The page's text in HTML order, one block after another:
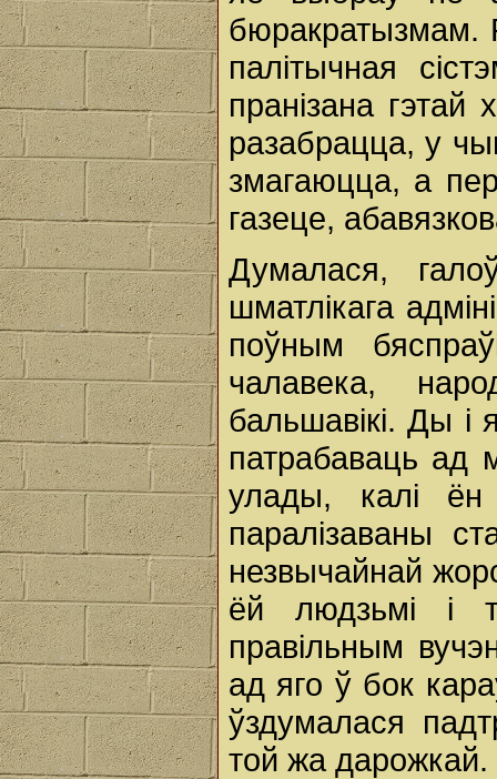
бюракратызмам.
палітычная
пранізана
разабрацца, у
змагаюцца, а
газеце,
Думалася,
шматлікага
поўным
чалавека,
бальшавікі. Ды і
патрабаваць
улады, калі
паралізаваны
незвычайнай
ёй людзьмі і
правільным
ад яго ў бок
ўздумалася
той жа дарожкай.